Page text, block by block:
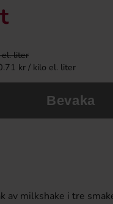
liter
kr / kilo el. liter
Bevaka
av milkshake i tre